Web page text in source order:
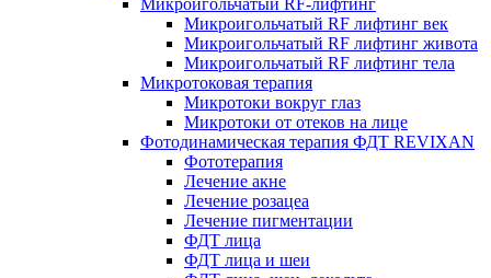
Микроигольчатый RF-лифтинг
Микроигольчатый RF лифтинг век
Микроигольчатый RF лифтинг живота
Микроигольчатый RF лифтинг тела
Микротоковая терапия
Микротоки вокруг глаз
Микротоки от отеков на лице
Фотодинамическая терапия ФДТ REVIXAN
Фототерапия
Лечение акне
Лечение розацеа
Лечение пигментации
ФДТ лица
ФДТ лица и шеи